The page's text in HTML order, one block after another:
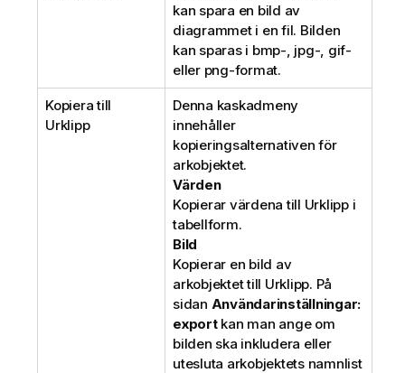
kan spara en bild av
diagrammet i en fil. Bilden
kan sparas i bmp-, jpg-, gif-
eller png-format.
Kopiera till
Urklipp
Denna kaskadmeny
innehåller
kopieringsalternativen för
arkobjektet.
Värden
Kopierar värdena till Urklipp i
tabellform.
Bild
Kopierar en bild av
arkobjektet till Urklipp. På
sidan Användarinställningar:
exportkan man ange om
bilden ska inkludera eller
utesluta arkobjektets namnlist